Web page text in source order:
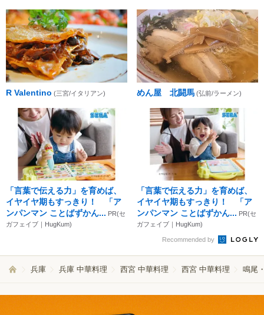
R Valentino (三宮/イタリアン) めん屋 北闘馬 (弘前/ラーメン)
「言葉で伝える力」を育めば、
イヤイヤ期もすっきり！ 「ア
ンパンマン ことばずかん... PR(セ
ガフェイブ｜HugKum)
「言葉で伝える力」を育めば、
イヤイヤ期もすっきり！ 「ア
ンパンマン ことばずかん... PR(セ
ガフェイブ｜HugKum)
Recommended by
兵庫 兵庫 中華料理 西宮 中華料理 西宮 中華料理 鳴尾